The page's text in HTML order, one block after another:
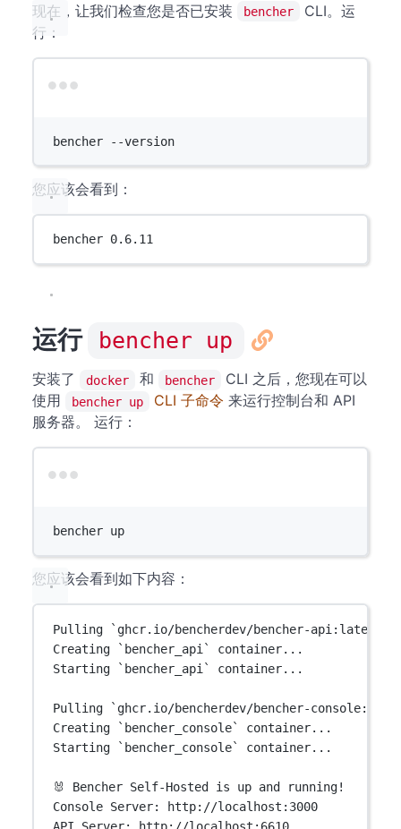
现在，让我们检查您是否已安装 bencher
CLI。运
行：
bencher --version
您应该会看到：
bencher 0.6.11
运行 bencher up
安装了 docker 和 bencher
CLI 之后，您现在可以
使用
bencher up CLI 子命令 来运行控制台和 API
服务器。 运行：
bencher up
您应该会看到如下内容：
Pulling `ghcr.io/bencherdev/bencher-api:latest`
Creating `bencher_api` container...
Starting `bencher_api` container...
Pulling `ghcr.io/bencherdev/bencher-
Creating `bencher_console` container...
Starting `bencher_console` container...
🐰 Bencher Self-Hosted is up and running!
Console Server: http://localhost:3000